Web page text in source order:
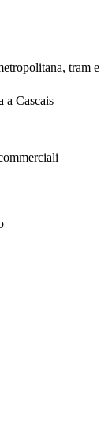
tram e
a Cascais